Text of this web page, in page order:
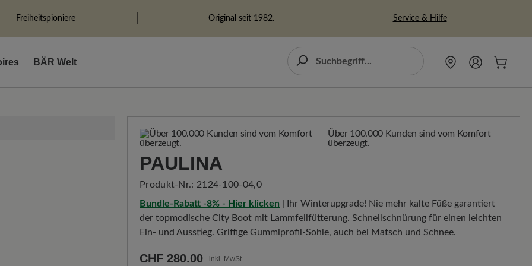
Freiheitspioniere Original seit 1982. Service & Hilfe
BÄR Welt
Über 100.000 Kunden sind vom Komfort
überzeugt.
PAULINA
Produkt-Nr.: 2124-100-04,0
Bundle-Rabatt -8% - Hier klicken | Ihr Winterupgrade! Nie mehr kalte Füße garantiert
der topmodische City Boot mit Lammfellfütterung. Schnellschnürung für einen leichten
Ein- und Ausstieg. Griffige Gummiprofil-Sohle, auch bei Matsch und Schnee.
CHF 280.00 inkl. MwSt.